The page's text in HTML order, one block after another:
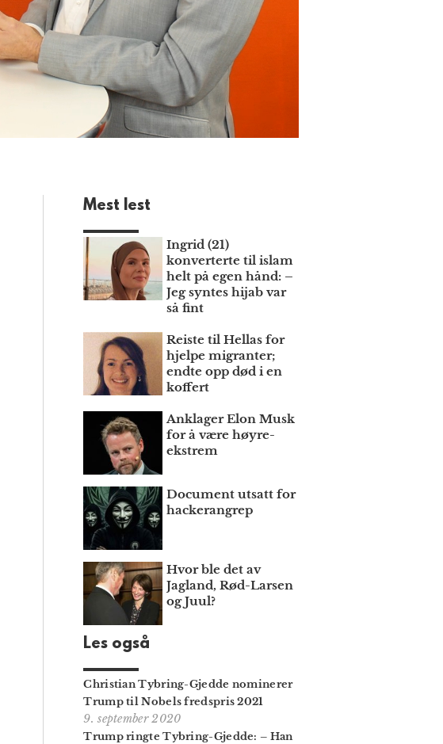
Mest lest
Ingrid (21)
konverterte til islam
helt på egen hånd: –
Jeg syntes hijab var
så fint
Reiste til Hellas for
hjelpe migranter;
endte opp død i en
koffert
Anklager Elon Musk
for å være høyre­
ekstrem
Document utsatt for
hackerangrep
Hvor ble det av
Jagland, Rød-Larsen
og Juul?
Les også
Christian Tybring-Gjedde nominerer
Trump til Nobels fredspris 2021
9. september 2020
Trump ringte Tybring-Gjedde: – Han